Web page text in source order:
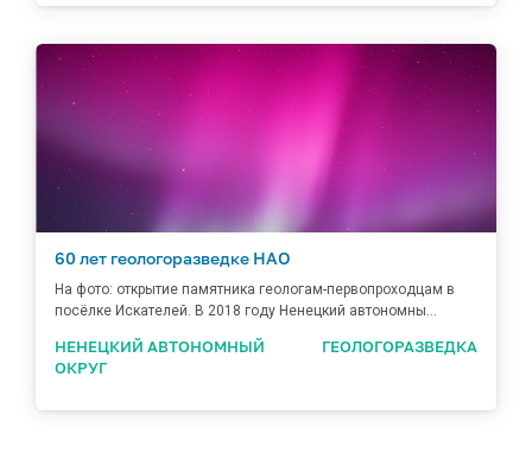
60 лет геологоразведке НАО
На фото: открытие памятника геологам-первопроходцам в
посёлке Искателей. В 2018 году Ненецкий автономны...
НЕНЕЦКИЙ АВТОНОМНЫЙ
ОКРУГ
ГЕОЛОГОРАЗВЕДКА